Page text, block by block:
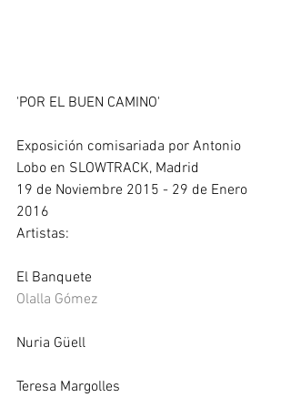
'POR EL BUEN CAMINO'
Exposición comisariada por Antonio
Lobo en SLOWTRACK, Madrid
19 de Noviembre 2015 - 29 de Enero
2016
Artistas:
El Banquete
Olalla Gómez
Nuria Güell
Teresa Margolles